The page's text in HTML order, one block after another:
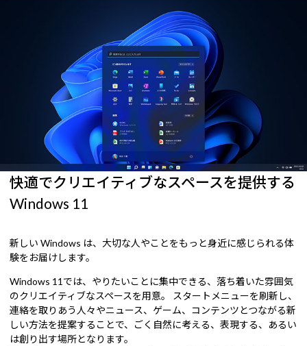
快適でクリエイティブなスペースを提供する
Windows 11
新しい Windows は、大切な人やことをもっと身近に感じられる体
験をお届けします。
Windows 11では、やりたいことに集中できる、落ち着いた雰囲気
のクリエイティブなスペースを用意。 スタートメニューを刷新し、
連絡を取りあう人々やニュース、ゲーム、コンテンツとつながる新
しい方法を提案することで、ごく自然に考える、表現する、あるい
は創り出す場所となります。